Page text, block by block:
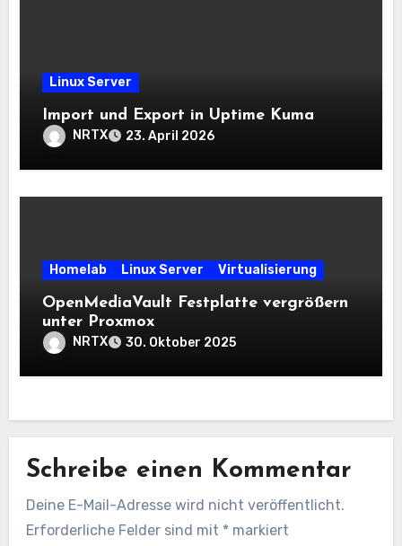
Linux Server
Import und Export in Uptime Kuma
NRTX 23. April 2026
Homelab Linux Server Virtualisierung
OpenMediaVault Festplatte vergrößern
unter Proxmox
NRTX 30. Oktober 2025
Schreibe einen Kommentar
Deine E-Mail-Adresse wird nicht veröffentlicht.
Erforderliche Felder sind mit * markiert